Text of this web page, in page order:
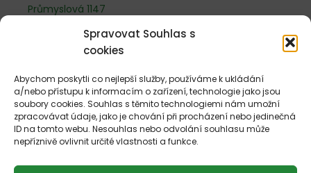
Spravovat Souhlas s
cookies
Abychom poskytli co nejlepší služby, používáme k ukládání
a/nebo přístupu k informacím o zařízení, technologie jako jsou
soubory cookies. Souhlas s těmito technologiemi nám umožní
zpracovávat údaje, jako je chování při procházení nebo jedinečná
ID na tomto webu. Nesouhlas nebo odvolání souhlasu může
nepříznivě ovlivnit určité vlastnosti a funkce.
Průmyslová 1147
IČO: 25599895
+420 777 718 333
+420 910 001 680